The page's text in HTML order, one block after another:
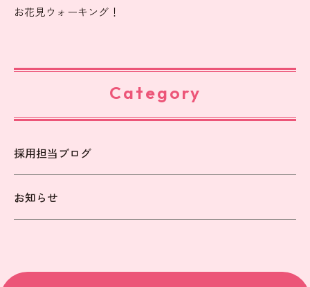
お花見ウォーキング！
Category
採用担当ブログ
お知らせ